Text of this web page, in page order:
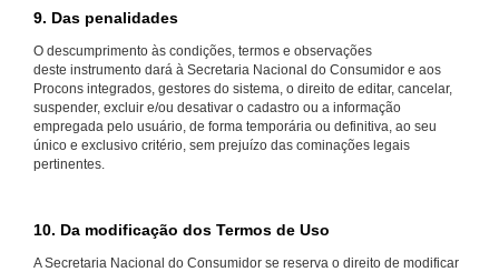
9. Das penalidades
O descumprimento às condições, termos e observações
deste instrumento dará à Secretaria Nacional do Consumidor e aos
Procons integrados, gestores do sistema, o direito de editar, cancelar,
suspender, excluir e/ou desativar o cadastro ou a informação
empregada pelo usuário, de forma temporária ou definitiva, ao seu
único e exclusivo critério, sem prejuízo das cominações legais
pertinentes.
10. Da modificação dos Termos de Uso
A Secretaria Nacional do Consumidor se reserva o direito de modificar